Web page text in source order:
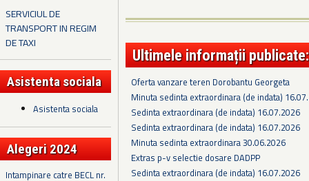
SERVICIUL DE
TRANSPORT IN REGIM
DE TAXI
Asistenta sociala
Asistenta sociala
Alegeri 2024
Intampinare catre BECL nr.
Ultimele informații publicate:
Oferta vanzare teren Dorobantu Georgeta
Minuta sedinta extraordinara (de indata)
Sedinta extraordinara (de indata) 16.07.2026
Sedinta extraordinara (de indata) 16.07.2026
Minuta sedinta extraordinara 30.06.2026
Extras p-v selectie dosare DADPP
Sedinta extraordinara (de indata) 16.07.2026